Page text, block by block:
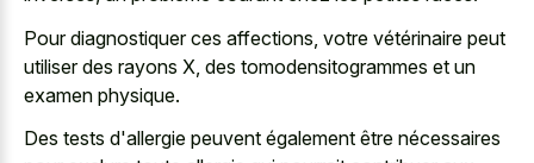
Pour diagnostiquer ces affections, votre vétérinaire peut
utiliser des rayons X, des tomodensitogrammes et un
examen physique.
Des tests d'allergie peuvent également être nécessaires